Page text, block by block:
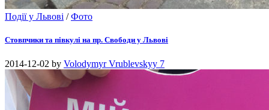
Події у Львові /Фото
Стовпчики та півкулі на пр. Свободи у Львові
2014-12-02 by Volodymyr Vrublevskyy 7